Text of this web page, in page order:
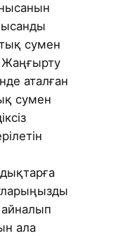
сумен
Жаңғырту
аталған
сумен
ала